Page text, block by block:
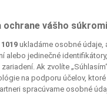
Ruská
Turecká
Vietnamská
ochrane vášho
1019 ukladáme osobné údaje,
alebo jedinečné
Ak zvolíte
na podporu účelov,
spracúvame osobné